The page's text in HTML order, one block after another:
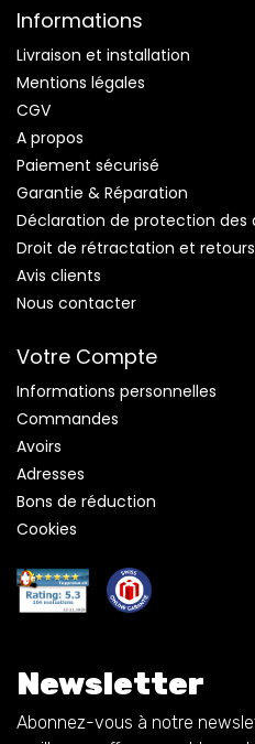
Informations
Livraison et installation
Mentions légales
CGV
A propos
Paiement sécurisé
Garantie & Réparation
Déclaration de protection des
Droit de rétractation et retours
Avis clients
Nous contacter
Votre Compte
Informations personnelles
Commandes
Avoirs
Adresses
Bons de réduction
Cookies
Newsletter
Abonnez-vous à notre